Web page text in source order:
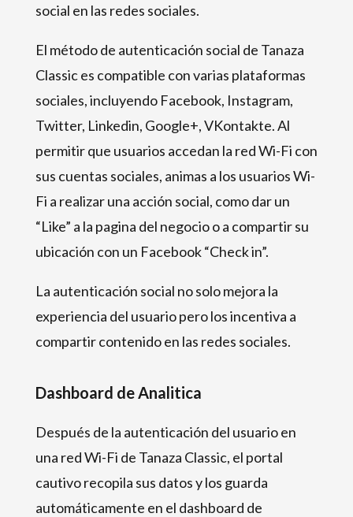
social en las redes sociales.
El método de autenticación social de Tanaza
Classic es compatible con varias plataformas
sociales, incluyendo Facebook, Instagram,
Twitter, Linkedin, Google+, VKontakte. Al
permitir que usuarios accedan la red Wi-Fi con
sus cuentas sociales, animas a los usuarios Wi-
Fi a realizar una acción social, como dar un
“Like” a la pagina del negocio o a compartir su
ubicación con un Facebook “Check in”.
La autenticación social no solo mejora la
experiencia del usuario pero los incentiva a
compartir contenido en las redes sociales.
Dashboard de Analitica
Después de la autenticación del usuario en
una red Wi-Fi de Tanaza Classic, el portal
cautivo recopila sus datos y los guarda
automáticamente en el dashboard de